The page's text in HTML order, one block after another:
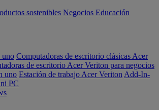
sostenibles Negocios Educación
uno Computadoras de escritorio clásicas Acer
de escritorio Acer Veriton para negocios
uno Estación de trabajo Acer Veriton Add-In-
PC